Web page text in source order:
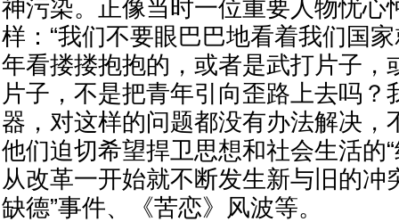
神污染。正像当时一位重要人物忧心
样：“我们不要眼巴巴地看着我们国
年看搂搂抱抱的，或者是武打片子，
片子，不是把青年引向歪路上去吗？
器，对这样的问题都没有办法解决，
他们迫切希望捍卫思想和社会生活的
从改革一开始就不断发生新与旧的冲
缺德”事件、《苦恋》风波等。